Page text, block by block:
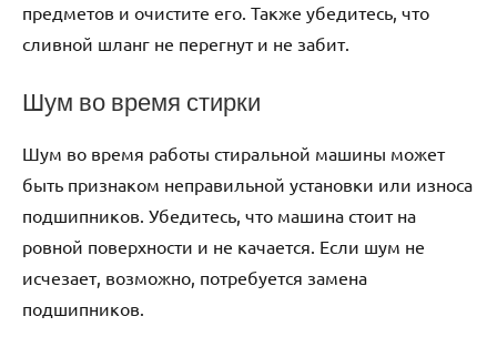
предметов и очистите его. Также убедитесь, что
сливной шланг не перегнут и не забит.
Шум во время стирки
Шум во время работы стиральной машины может
быть признаком неправильной установки или износа
подшипников. Убедитесь, что машина стоит на
ровной поверхности и не качается. Если шум не
исчезает, возможно, потребуется замена
подшипников.